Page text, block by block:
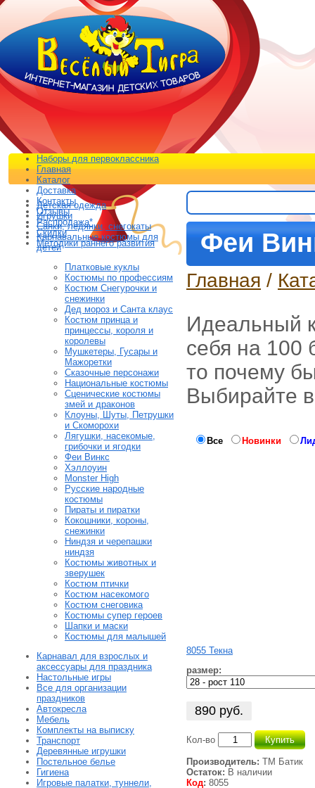
Наборы для первоклассника
Главная
Каталог
Доставка
Контакты
Отзывы
Распродажа*
Скидки
Методики раннего развития
Феи
Главная /
Идеальный
себя на 100
то почему
Выбирайте
Все Новинки
8055 Текна
размер:
890 руб.
Кол-во Купить
Производитель: ТМ Батик
Остаток: В наличии
Код: 8055
Детская одежда
Игрушки
Санки, ледянки, снегокаты
Карнавальные костюмы для
детей
Платковые куклы
Костюмы по профессиям
Костюм Снегурочки и
снежинки
Дед мороз и Санта клаус
Костюм принца и
принцессы, короля и
королевы
Мушкетеры, Гусары и
Мажоретки
Сказочные персонажи
Национальные костюмы
Сценические костюмы
змей и драконов
Клоуны, Шуты, Петрушки
и Скоморохи
Лягушки, насекомые,
грибочки и ягодки
Феи Винкс
Хэллоуин
Monster High
Русские народные
костюмы
Пираты и пиратки
Кокошники, короны,
снежинки
Ниндзя и черепашки
ниндзя
Костюмы животных и
зверушек
Костюм птички
Костюм насекомого
Костюм снеговика
Костюмы супер героев
Шапки и маски
Костюмы для малышей
Карнавал для взрослых и
аксессуары для праздника
Настольные игры
Все для организации
праздников
Автокресла
Мебель
Комплекты на выписку
Транспорт
Деревянные игрушки
Постельное белье
Гигиена
Игровые палатки, туннели,